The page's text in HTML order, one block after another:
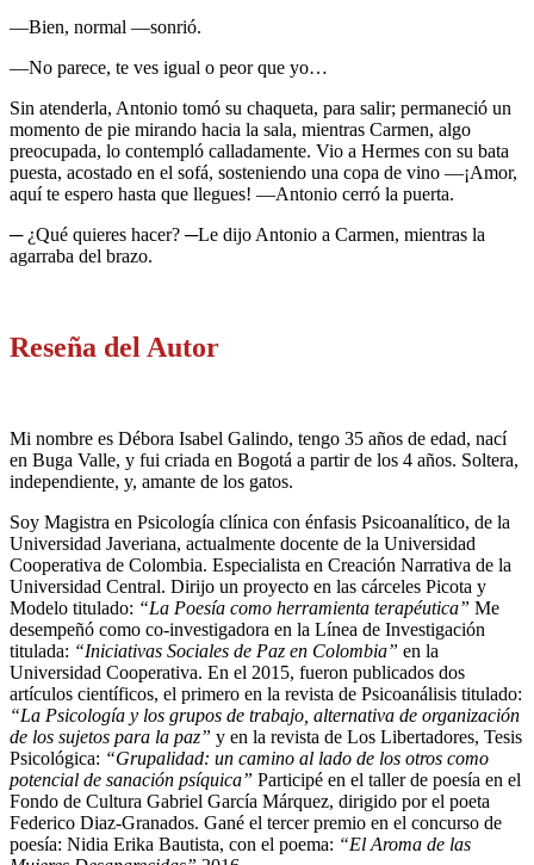
—Bien, normal —sonrió.
—No parece, te ves igual o peor que yo…
Sin atenderla, Antonio tomó su chaqueta, para salir; permaneció un
momento de pie mirando hacia la sala, mientras Carmen, algo
preocupada, lo contempló calladamente. Vio a Hermes con su bata
puesta, acostado en el sofá, sosteniendo una copa de vino —¡Amor,
aquí te espero hasta que llegues! —Antonio cerró la puerta.
─ ¿Qué quieres hacer? ─Le dijo Antonio a Carmen, mientras la
agarraba del brazo.
Reseña del Autor
Mi nombre es Débora Isabel Galindo, tengo 35 años de edad, nací
en Buga Valle, y fui criada en Bogotá a partir de los 4 años. Soltera,
independiente, y, amante de los gatos.
Soy Magistra en Psicología clínica con énfasis Psicoanalítico, de la
Universidad Javeriana, actualmente docente de la Universidad
Cooperativa de Colombia. Especialista en Creación Narrativa de la
Universidad Central. Dirijo un proyecto en las cárceles Picota y
Modelo titulado: “La Poesía como herramienta terapéutica” Me
desempeñó como co-investigadora en la Línea de Investigación
titulada: “Iniciativas Sociales de Paz en Colombia” en la
Universidad Cooperativa. En el 2015, fueron publicados dos
artículos científicos, el primero en la revista de Psicoanálisis titulado:
“La Psicología y los grupos de trabajo, alternativa de organización
de los sujetos para la paz” y en la revista de Los Libertadores, Tesis
Psicológica: “Grupalidad: un camino al lado de los otros como
potencial de sanación psíquica” Participé en el taller de poesía en el
Fondo de Cultura Gabriel García Márquez, dirigido por el poeta
Federico Diaz-Granados. Gané el tercer premio en el concurso de
poesía: Nidia Erika Bautista, con el poema: “El Aroma de las